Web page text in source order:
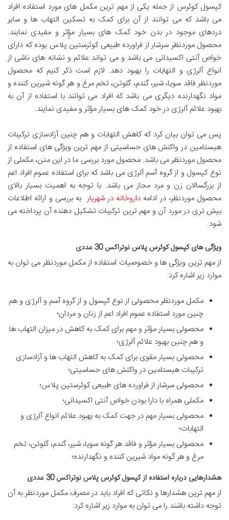
کپسول کوئرس از جمله یکی از مهم ترین مکمل های مورد استفاده افراد
می باشد که می توانند از آن برای کمک به تسکین التهاب ها و سایر
دردهای موجود در بدن خود کمک های بسیار مؤٍثر و مفیدی نمایند.
محصول موردنظر سرشار از فراورده طبیعی کوئرستین پلاس بوده که دارای
خواص آنتی اکسیدانی می باشد و می تواند علائم و نشانه های ناشی از
انواع آلرژی و التهابات را بهبود دهد. لازم است ذکر کنیم که محصول
موردنظر فاقد سویا، شیر، گندم، گلوتن، تخم مرغ و هر گونه شیرین کننده و
مواد نگهدارنده دیگری می باشد که افراد می توانند با استفاده از آن به
بهبود علائم آلرژی در خود کمک های بسیار مؤثر و مفیدی نمایند.
پس می توان بیان کرد که کاهش التهابات و هم چنین آزادسازی ترکیبات
هیستامین در واکنش های حساسیتی از مهم ترین ویژگی های استفاده از
محصول موردنظر می باشد. محصول مورد بررسی ما در این متن، مکملی از
نوع کپسول و از گروه آسم آلرژی می باشد که برای استفاده عموم افراد اعم
از بزرگسالان زن و مرد مجاز می باشد. با توجه به اهمیت بسیار بالای
محصول موردنظر، در ادامه داروخانه در شهریاربه بررسی و ارائه اطلاعات
بیش تری در مورد آن و مهم ترین ترکیبات تشکیل دهنده آن پرداخته می
شود.
ویژگی های کپسول کوئرس پلاس نوتراکس 30 عددی
از مهم ترین ویژگی ها و خصوصیات استفاده از مکمل موردنظر می توان به
موارد زیر اشاره کرد:
مکمل موردنظر محصولی از نوع کپسول و از گروه آسم و آلرژی و هم
چنین مورد استفاده عموم افراد اعم از زنان و مردان؛
محصولی بسیار مؤثر و مهم برای کمک به کاهش در میزان التهاب ها
و هم چنین بهبود علائم آلرژی؛
محصولی بسیار مقوی برای کمک به کاهش التهاب ها و آزادسازی
ترکیبات هیستامین در واکنش های حساسیتی؛
محصولی سرشار از فراورده های طبیعی کوئرستین پلاس؛
مکملی همراه با دارا بودن خواص آنتی اکسیدانی؛
محصولی بسیار مهم در جهت کمک به بهبود علائم انواع آلرژی و
التهابات؛
محصولی بسیار مؤثر و فاقد هر گونه سویا، شیر، گندم، گلوتن، تخم
مرغ و هر گونه مواد شیرین کننده و نگهدارنده؛
هشدارهایی درباره استفاده از کپسول کوئرس پلاس نوتراکس 30 عددی
از مهم ترین هشدارها و نکاتی که افراد باید در مصرف مکمل موردنظر به آن
توجه داشته باشند را می توان به موارد زیر اشاره کرد: